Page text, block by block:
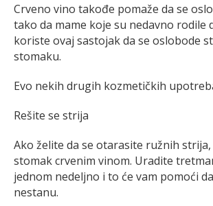
Crveno vino takođe pomaže da se
tako da mame koje su nedavno rodile
koriste ovaj sastojak da se oslobode
stomaku.
Evo nekih drugih kozmetičkih
Rešite se strija
Ako želite da se otarasite ružnih
stomak crvenim vinom. Uradite
jednom nedeljno i to će vam pomoći
nestanu.